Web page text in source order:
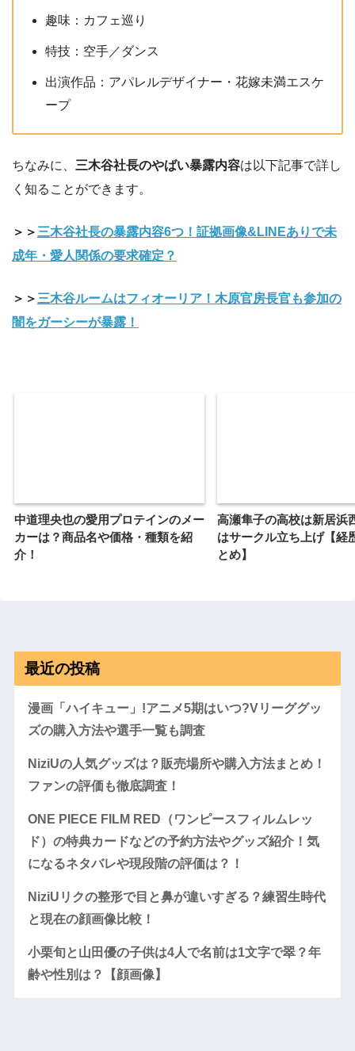
趣味：カフェ巡り
特技：空手／ダンス
出演作品：アパレルデザイナー・花嫁未満エスケ
ープ
ちなみに、 三木谷社長のやばい暴露内容は以下記事で詳し
く知ることができます。
＞＞三木谷社長の暴露内容6つ！証拠画像&LINEありで未
成年・愛人関係の要求確定？
＞＞三木谷ルームはフィオーリア！木原官房長官も参加の
闇をガーシーが暴露！
中道理央也の愛用プロテインのメー
カーは？商品名や価格・種類を紹
介！
高瀬隼子の高校は新居浜
はサークル立ち上げ【経
とめ】
最近の投稿
漫画「ハイキュー」!アニメ5期はいつ?Vリーググッ
ズの購入方法や選手一覧も調査
NiziUの人気グッズは？販売場所や購入方法まとめ！
ファンの評価も徹底調査！
ONE PIECE FILM RED（ワンピースフィルムレッ
ド）の特典カードなどの予約方法やグッズ紹介！気
になるネタバレや現段階の評価は？！
NiziUリクの整形で目と鼻が違いすぎる？練習生時代
と現在の顔画像比較！
小栗旬と山田優の子供は4人で名前は1文字で翠？年
齢や性別は？【顔画像】